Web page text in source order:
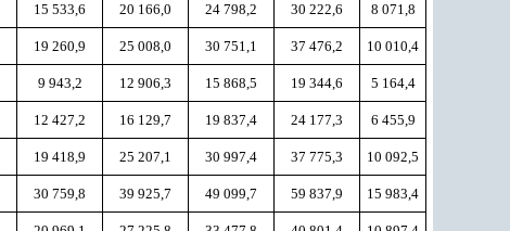
15 533,6 20 166,0 24 798,2 30 222,6 8 071,8
19 260,9 25 008,0 30 751,1 37 476,2 10 010,4
9 943,2 12 906,3 15 868,5 19 344,6 5 164,4
12 427,2 16 129,7 19 837,4 24 177,3 6 455,9
19 418,9 25 207,1 30 997,4 37 775,3 10 092,5
30 759,8 39 925,7 49 099,7 59 837,9 15 983,4